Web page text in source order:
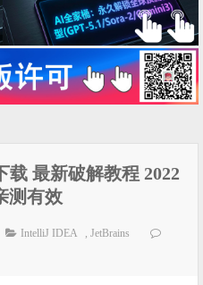
载 最新破解教程 2022
测有效
IntelliJ IDEA ,JetBrains